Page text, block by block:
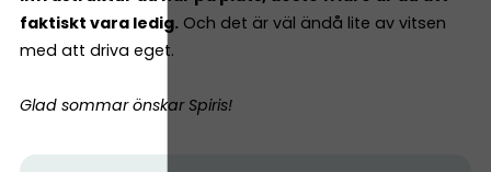
faktiskt vara ledig. Och det är väl ändå lite av vitsen
med att driva eget.
Glad sommar önskar Spiris!